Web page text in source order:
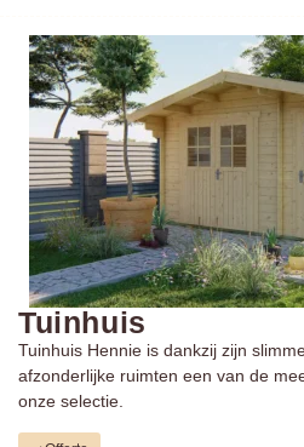
Tuinhuis
Tuinhuis Hennie is dankzij zijn
afzonderlijke ruimten een van de
onze selectie.